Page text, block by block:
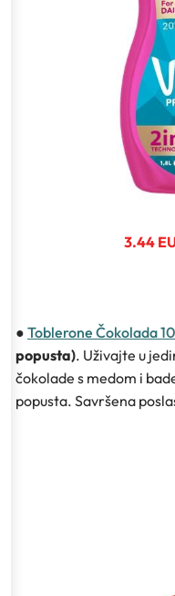
3.44
● Toblerone Čokolada
popusta). Uživajte u
čokolade s medom i
popusta. Savršena